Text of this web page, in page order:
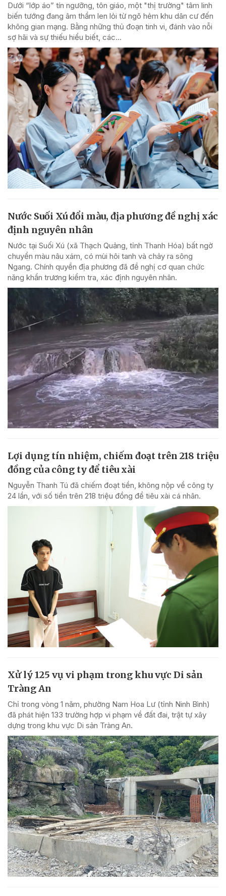
Dưới “lớp áo” tín ngưỡng, tôn giáo, một "thị trường" tâm linh
biến tướng đang âm thầm len lỏi từ ngõ hẻm khu dân cư đến
không gian mạng. Bằng những thủ đoạn tinh vi, đánh vào nỗi
sợ hãi và sự thiếu hiểu biết, các...
Nước Suối Xú đổi màu, địa phương đề nghị xác
định nguyên nhân
Nước tại Suối Xú (xã Thạch Quảng, tỉnh Thanh Hóa) bất ngờ
chuyển màu nâu xám, có mùi hôi tanh và chảy ra sông
Ngang. Chính quyền địa phương đã đề nghị cơ quan chức
năng khẩn trương kiểm tra, xác định nguyên nhân.
Lợi dụng tín nhiệm, chiếm đoạt trên 218 triệu
đồng của công ty để tiêu xài
Nguyễn Thanh Tú đã chiếm đoạt tiền, không nộp về công ty
24 lần, với số tiền trên 218 triệu đồng để tiêu xài cá nhân.
Xử lý 125 vụ vi phạm trong khu vực Di sản
Tràng An
Chỉ trong vòng 1 năm, phường Nam Hoa Lư (tỉnh Ninh Bình)
đã phát hiện 133 trường hợp vi phạm về đất đai, trật tự xây
dựng trong khu vực Di sản Tràng An.